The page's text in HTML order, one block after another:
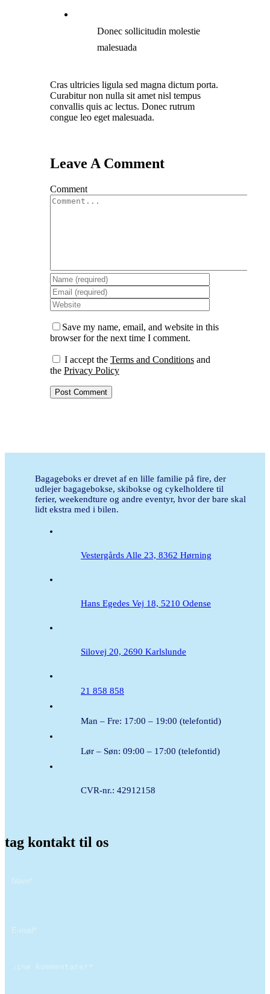
Donec sollicitudin molestie
malesuada
Cras ultricies ligula sed magna dictum porta.
Curabitur non nulla sit amet nisl tempus
convallis quis ac lectus. Donec rutrum
congue leo eget malesuada.
Leave A Comment
Comment
Save my name, email, and website in this
browser for the next time I comment.
I accept the Terms and Conditionsand
the Privacy Policy
Bagageboks er drevet af en lille familie på fire, der
udlejer bagagebokse, skibokse og cykelholdere til
ferier, weekendture og andre eventyr, hvor der bare skal
lidt ekstra med i bilen.
Vestergårds Alle 23, 8362 Hørning
Hans Egedes Vej 18, 5210 Odense
Silovej 20, 2690 Karlslunde
21 858 858
Man – Fre: 17:00 – 19:00 (telefontid)
Lør – Søn: 09:00 – 17:00 (telefontid)
CVR-nr.: 42912158
tag kontakt til os